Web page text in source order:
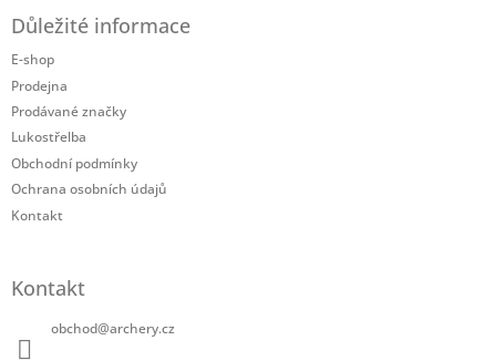
Důležité informace
E-shop
Prodejna
Prodávané značky
Lukostřelba
Obchodní podmínky
Ochrana osobních údajů
Kontakt
Kontakt
obchod@archery.cz